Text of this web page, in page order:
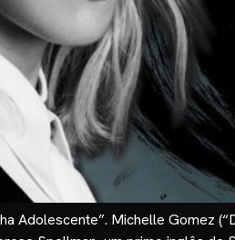
Adolescente”. Michelle Gomez